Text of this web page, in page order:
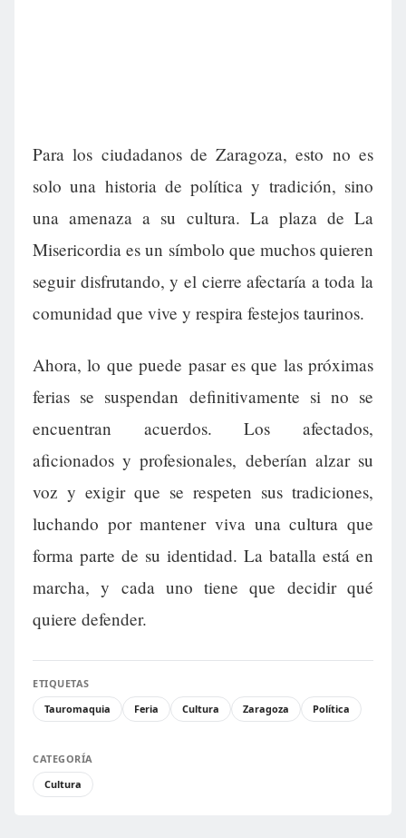
Para los ciudadanos de Zaragoza, esto no es
solo una historia de política y tradición, sino
una amenaza a su cultura. La plaza de La
Misericordia es un símbolo que muchos quieren
seguir disfrutando, y el cierre afectaría a toda la
comunidad que vive y respira festejos taurinos.
Ahora, lo que puede pasar es que las próximas
ferias se suspendan definitivamente si no se
encuentran acuerdos. Los afectados,
aficionados y profesionales, deberían alzar su
voz y exigir que se respeten sus tradiciones,
luchando por mantener viva una cultura que
forma parte de su identidad. La batalla está en
marcha, y cada uno tiene que decidir qué
quiere defender.
ETIQUETAS
Tauromaquia
Feria Cultura Zaragoza Política
CATEGORÍA
Cultura